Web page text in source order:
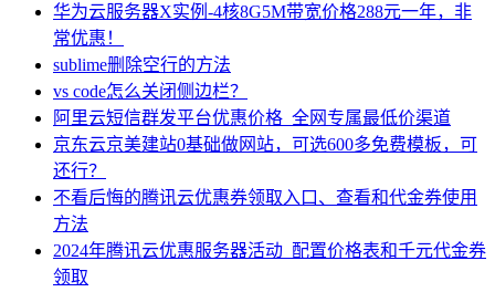
华为云服务器X实例-4核8G5M带宽价格288元一年，非
常优惠！
sublime删除空行的方法
vs code怎么关闭侧边栏？
阿里云短信群发平台优惠价格_全网专属最低价渠道
京东云京美建站0基础做网站，可选600多免费模板，可
还行？
不看后悔的腾讯云优惠券领取入口、查看和代金券使用
方法
2024年腾讯云优惠服务器活动_配置价格表和千元代金券
领取